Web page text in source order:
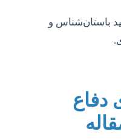
باستان‌شناس و
دفاع